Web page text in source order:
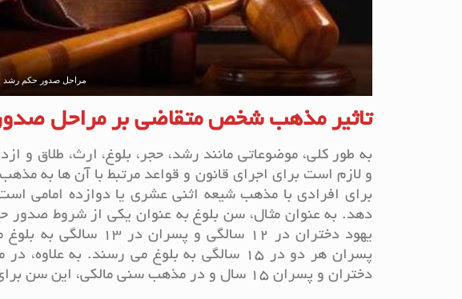
مراحل صدور حکم رشد
تاثیر مذهب شخص متقاضی بر مراحل
به طور کلی، موضوعاتی مانند رشد، حجر، بلوغ، ارث،
و لازم است برای اجرای قانون و قواعد مرتبط با آن ها به
برای افرادی با مذهب شیعه اثنی عشری یا دوازده امامی
دهد. به عنوان مثال، سن بلوغ به عنوان یکی از شروط
یهود دختران در 12
پسران هر دو در 15 سالگی به بلوغ می رسند.
دختران و پسران 15 سال و در مذهب سنی مالکی، این سن برای دختران و پسران 18 سال می باشد.